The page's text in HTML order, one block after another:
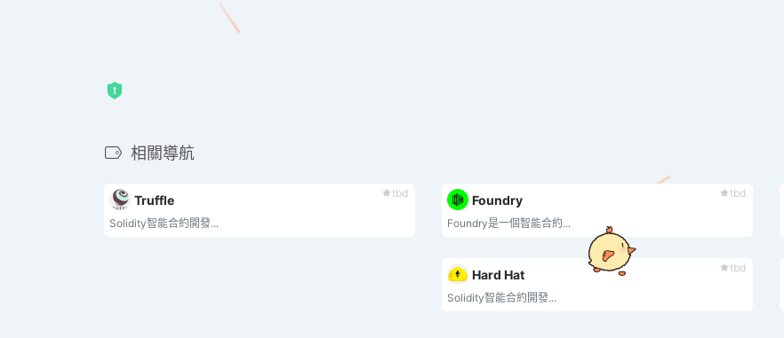
相關導航
tbd
Truffle
Solidity智能合約開發...
tbd
Foundry
Foundry是一個智能合約...
tbd
Hard Hat
Solidity智能合約開發...